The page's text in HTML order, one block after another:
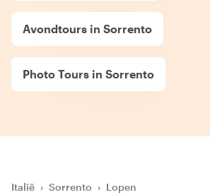
Avondtours in Sorrento
Photo Tours in Sorrento
Italië › Sorrento › Lopen